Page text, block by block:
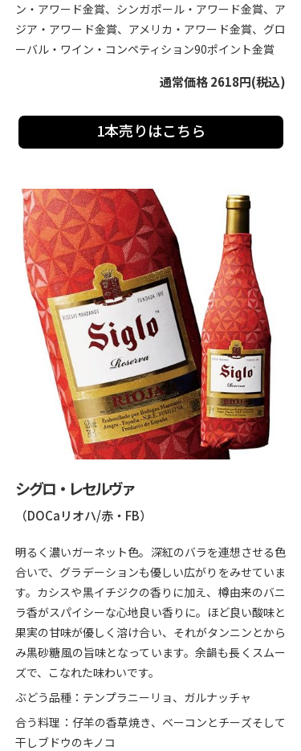
ン・アワード金賞、シンガポール・アワード金賞、ア
ジア・アワード金賞、アメリカ・アワード金賞、グロ
ーバル・ワイン・コンペティション90ポイント金賞
通常価格 2618円(税込)
1本売りはこちら
シグロ・レセルヴァ
（DOCaリオハ/赤・FB）
明るく濃いガーネット色。深紅のバラを連想させる色
合いで、グラデーションも優しい広がりをみせていま
す。カシスや黒イチジクの香りに加え、樽由来のバニ
ラ香がスパイシーな心地良い香りに。ほど良い酸味と
果実の甘味が優しく溶け合い、それがタンニンとから
み黒砂糖風の旨味となっています。余韻も長くスムー
ズで、こなれた味わいです。
ぶどう品種：テンプラニーリョ、ガルナッチャ
合う料理：仔羊の香草焼き、ベーコンとチーズそして
干しブドウのキノコ